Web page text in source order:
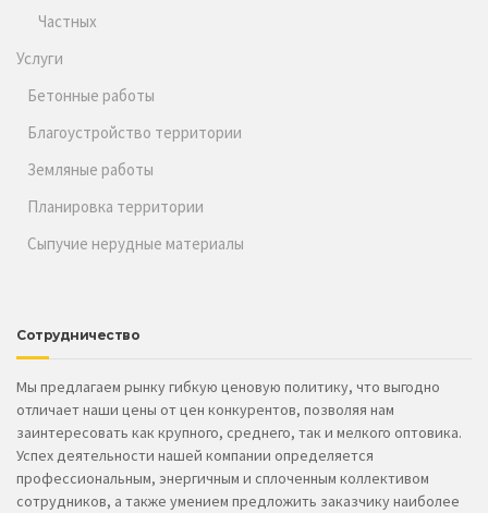
Частных
Услуги
Бетонные работы
Благоустройство территории
Земляные работы
Планировка территории
Сыпучие нерудные материалы
Сотрудничество
Мы предлагаем рынку гибкую ценовую политику, что выгодно
отличает наши цены от цен конкурентов, позволяя нам
заинтересовать как крупного, среднего, так и мелкого оптовика.
Успех деятельности нашей компании определяется
профессиональным, энергичным и сплоченным коллективом
сотрудников, а также умением предложить заказчику наиболее